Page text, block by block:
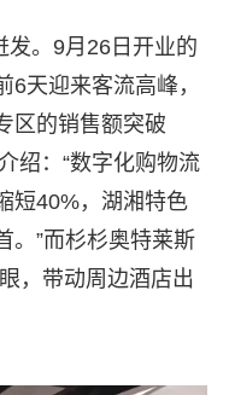
发。9月26日开业的
天迎来客流高峰，
区的销售额突破
绍：“数字化购物流
短40%，湖湘特色
。”而杉杉奥特莱斯
，带动周边酒店出